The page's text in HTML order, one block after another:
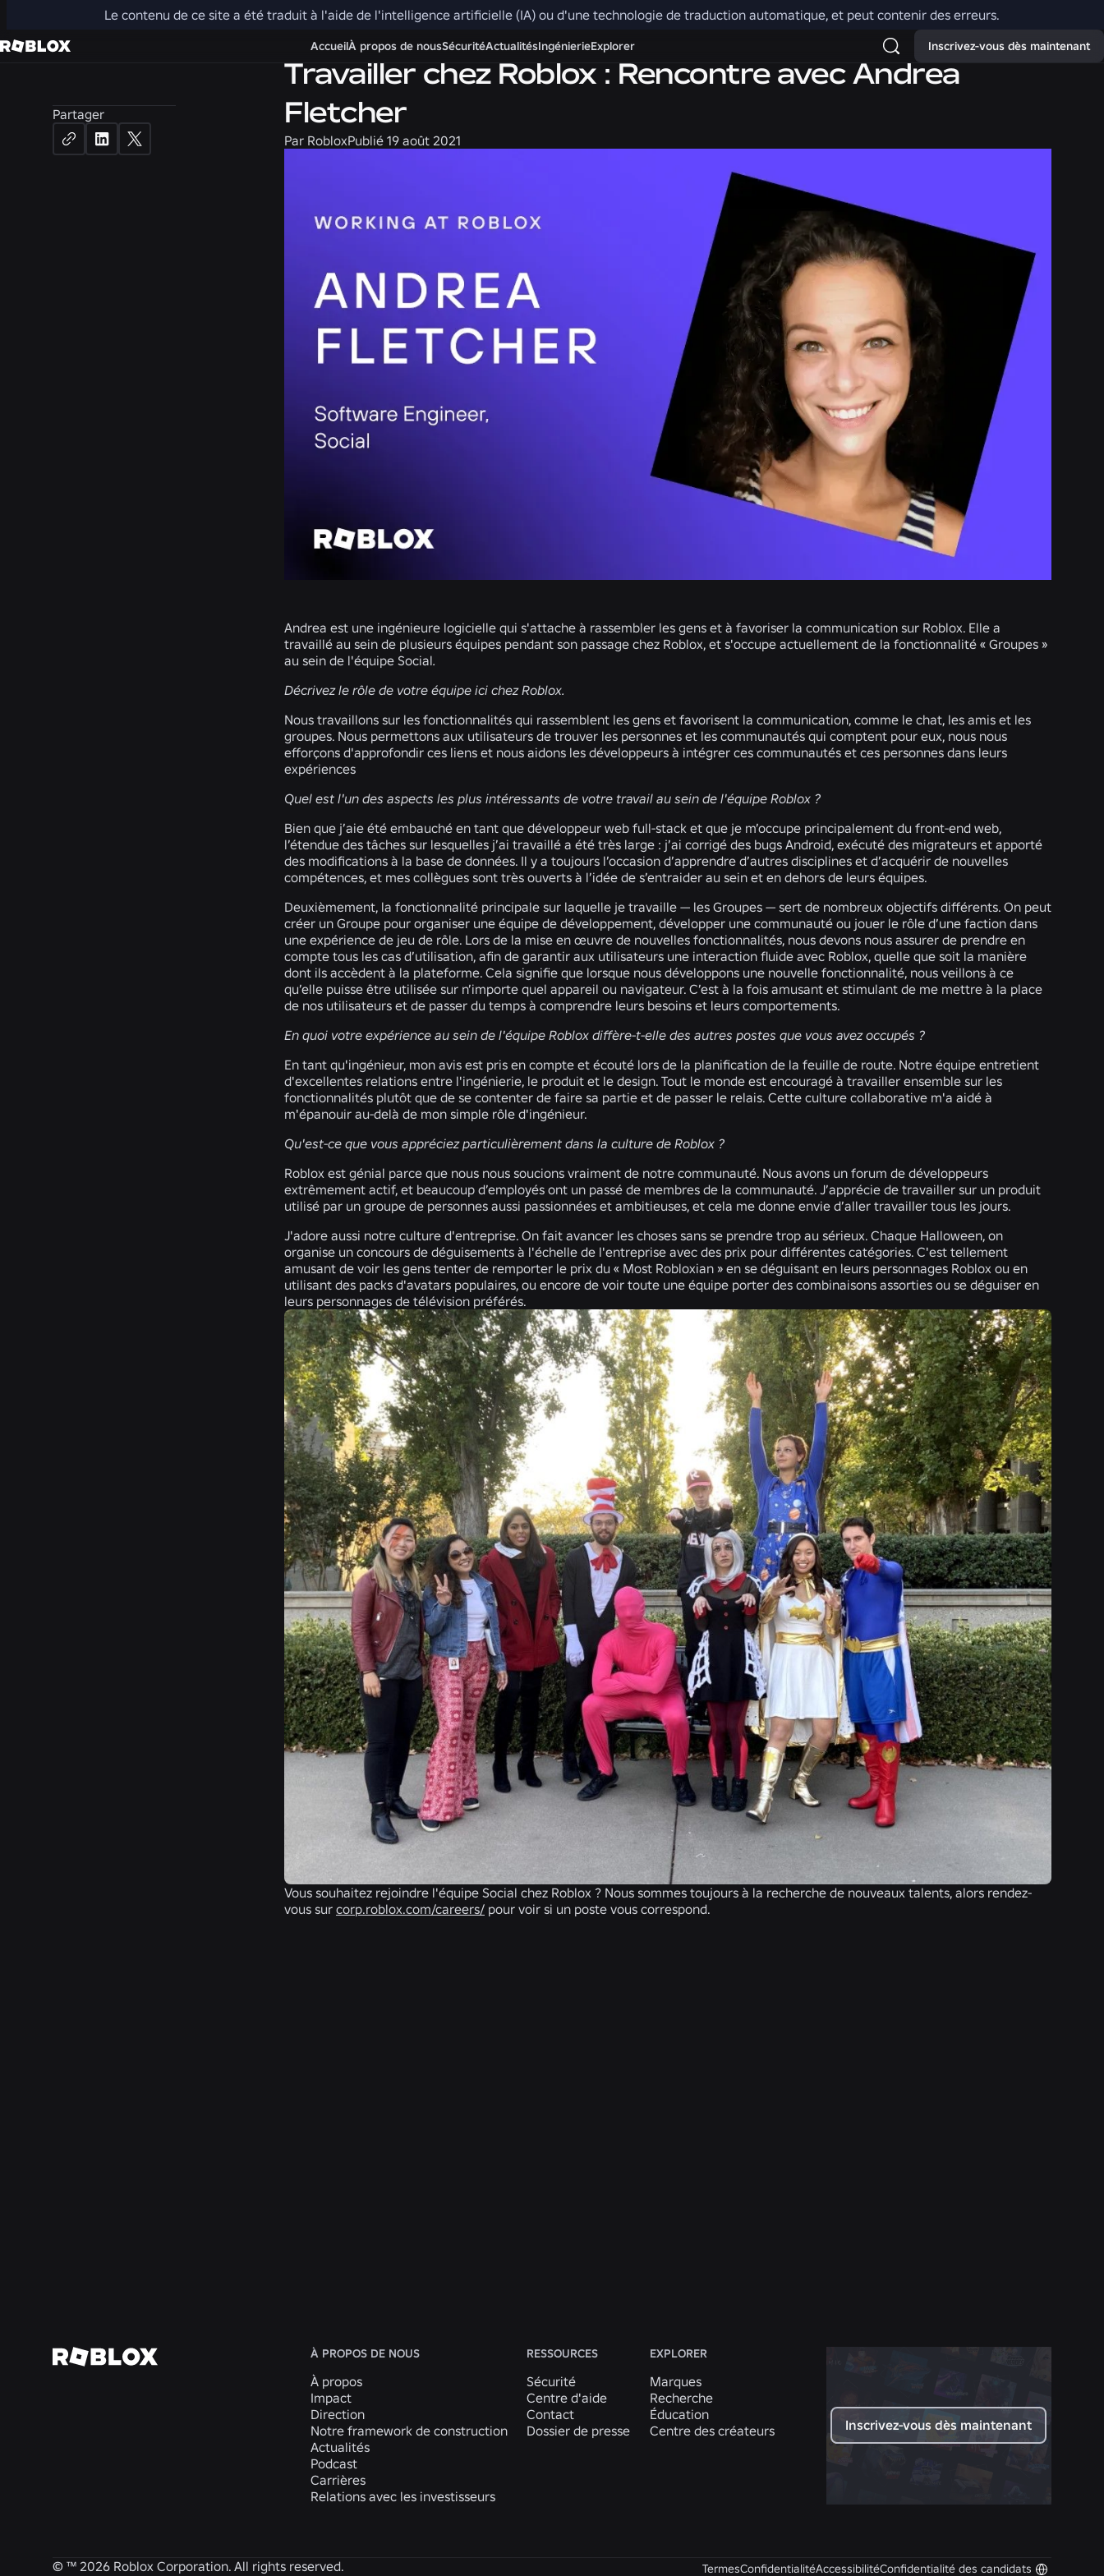
Le contenu de ce site a été traduit à l'aide de l'intelligence artificielle (IA) ou d'une technologie de traduction automatique, et peut contenir des erreurs.
AccueilÀ propos de nousSécuritéActualitésIngénierieExplorer Inscrivez-vous dès maintenant
Partager
Carrières
Travailler chez Roblox : Rencontre avec Andrea
Fletcher
Par RobloxPublié 19 août 2021
Andrea est une ingénieure logicielle qui s'attache à rassembler les gens et à favoriser la communication sur Roblox. Elle a
travaillé au sein de plusieurs équipes pendant son passage chez Roblox, et s'occupe actuellement de la fonctionnalité « Groupes »
au sein de l'équipe Social.
Décrivez le rôle de votre équipe ici chez Roblox.
Nous travaillons sur les fonctionnalités qui rassemblent les gens et favorisent la communication, comme le chat, les amis et les
groupes. Nous permettons aux utilisateurs de trouver les personnes et les communautés qui comptent pour eux, nous nous
efforçons d'approfondir ces liens et nous aidons les développeurs à intégrer ces communautés et ces personnes dans leurs
expériences
Quel est l'un des aspects les plus intéressants de votre travail au sein de l'équipe Roblox ?
Bien que j’aie été embauché en tant que développeur web full-stack et que je m’occupe principalement du front-end web,
l’étendue des tâches sur lesquelles j’ai travaillé a été très large : j’ai corrigé des bugs Android, exécuté des migrateurs et apporté
des modifications à la base de données. Il y a toujours l’occasion d’apprendre d’autres disciplines et d’acquérir de nouvelles
compétences, et mes collègues sont très ouverts à l’idée de s’entraider au sein et en dehors de leurs équipes.
Deuxièmement, la fonctionnalité principale sur laquelle je travaille — les Groupes — sert de nombreux objectifs différents. On peut
créer un Groupe pour organiser une équipe de développement, développer une communauté ou jouer le rôle d’une faction dans
une expérience de jeu de rôle. Lors de la mise en œuvre de nouvelles fonctionnalités, nous devons nous assurer de prendre en
compte tous les cas d’utilisation, afin de garantir aux utilisateurs une interaction fluide avec Roblox, quelle que soit la manière
dont ils accèdent à la plateforme. Cela signifie que lorsque nous développons une nouvelle fonctionnalité, nous veillons à ce
qu’elle puisse être utilisée sur n’importe quel appareil ou navigateur. C’est à la fois amusant et stimulant de me mettre à la place
de nos utilisateurs et de passer du temps à comprendre leurs besoins et leurs comportements.
En quoi votre expérience au sein de l'équipe Roblox diffère-t-elle des autres postes que vous avez occupés ?
En tant qu'ingénieur, mon avis est pris en compte et écouté lors de la planification de la feuille de route. Notre équipe entretient
d'excellentes relations entre l'ingénierie, le produit et le design. Tout le monde est encouragé à travailler ensemble sur les
fonctionnalités plutôt que de se contenter de faire sa partie et de passer le relais. Cette culture collaborative m'a aidé à
m'épanouir au-delà de mon simple rôle d'ingénieur.
Qu'est-ce que vous appréciez particulièrement dans la culture de Roblox ?
Roblox est génial parce que nous nous soucions vraiment de notre communauté. Nous avons un forum de développeurs
extrêmement actif, et beaucoup d’employés ont un passé de membres de la communauté. J’apprécie de travailler sur un produit
utilisé par un groupe de personnes aussi passionnées et ambitieuses, et cela me donne envie d’aller travailler tous les jours.
J'adore aussi notre culture d'entreprise. On fait avancer les choses sans se prendre trop au sérieux. Chaque Halloween, on
organise un concours de déguisements à l'échelle de l'entreprise avec des prix pour différentes catégories. C'est tellement
amusant de voir les gens tenter de remporter le prix du « Most Robloxian » en se déguisant en leurs personnages Roblox ou en
utilisant des packs d'avatars populaires, ou encore de voir toute une équipe porter des combinaisons assorties ou se déguiser en
leurs personnages de télévision préférés.
Vous souhaitez rejoindre l'équipe Social chez Roblox ? Nous sommes toujours à la recherche de nouveaux talents, alors rendez-
vous sur corp.roblox.com/careers/ pour voir si un poste vous correspond.
À PROPOS DE NOUS
À propos
Impact
Direction
Notre framework de construction
Actualités
Podcast
Carrières
Relations avec les investisseurs
RESSOURCES
Sécurité
Centre d'aide
Contact
Dossier de presse
EXPLORER
Marques
Recherche
Éducation
Centre des créateurs
Inscrivez-vous dès maintenant
© ™ 2026 Roblox Corporation. All rights reserved. TermesConfidentialitéAccessibilitéConfidentialité des candidats